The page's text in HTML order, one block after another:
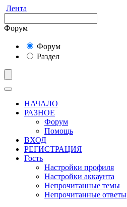
Лента
Форум
Форум
Раздел
НАЧАЛО
РАЗНОЕ
Форум
Помощь
ВХОД
РЕГИСТРАЦИЯ
Гость
Настройки профиля
Настройки аккаунта
Непрочитанные темы
Непрочитанные ответы